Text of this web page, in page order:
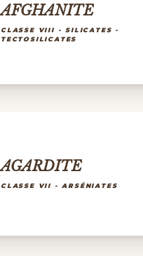
AFGHANITE
CLASSE VIII - SILICATES -
TECTOSILICATES
AGARDITE
CLASSE VII - ARSÉNIATES